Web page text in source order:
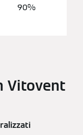
90%
Vitovent